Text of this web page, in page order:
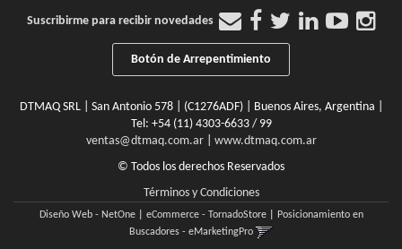
Suscribirme para recibir novedades
Botón de Arrepentimiento
DTMAQ SRL | San Antonio 578 | (C1276ADF) | Buenos Aires, Argentina |
Tel: +54 (11) 4303-6633 / 99
ventas@dtmaq.com.ar| www.dtmaq.com.ar
© Todos los derechos Reservados
Términos y Condiciones
Diseño Web - NetOne| eCommerce - TornadoStore|
Posicionamiento en
Buscadores - eMarketingPro